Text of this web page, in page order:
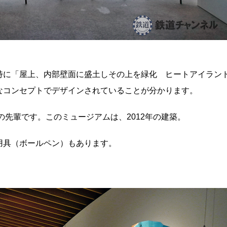
に「屋上、内部壁面に盛土しその上を緑化 ヒートアイラン
ンセプトでデザインされていることが分かります。
輩です。このミュージアムは、2012年の建築。
（ボールペン）もあります。